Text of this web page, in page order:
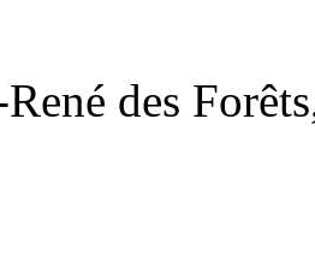
des